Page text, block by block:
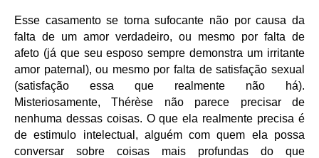
Esse casamento se torna sufocante não por causa da
falta de um amor verdadeiro, ou mesmo por falta de
afeto (já que seu esposo sempre demonstra um irritante
amor paternal), ou mesmo por falta de satisfação sexual
(satisfação essa que realmente não há).
Misteriosamente, Thérèse não parece precisar de
nenhuma dessas coisas. O que ela realmente precisa é
de estimulo intelectual, alguém com quem ela possa
conversar sobre coisas mais profundas do que